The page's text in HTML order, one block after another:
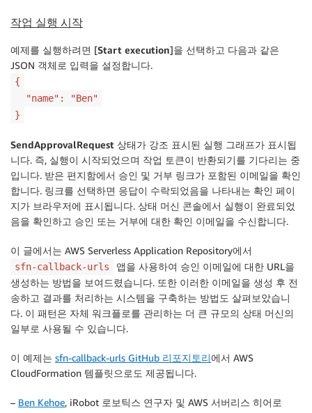
작업 실행 시작
예제를 실행하려면 [Start execution]을 선택하고 다음과 같은
JSON 객체로 입력을 설정합니다.
{
"name": "Ben"
}
SendApprovalRequest 상태가 강조 표시된 실행 그래프가 표시됩
니다. 즉, 실행이 시작되었으며 작업 토큰이 반환되기를 기다리는 중
입니다. 받은 편지함에서 승인 및 거부 링크가 포함된 이메일을 확인
합니다. 링크를 선택하면 응답이 수락되었음을 나타내는 확인 페이
지가 브라우저에 표시됩니다. 상태 머신 콘솔에서 실행이 완료되었
음을 확인하고 승인 또는 거부에 대한 확인 이메일을 수신합니다.
이 글에서는 AWS Serverless Application Repository에서
sfn-callback-urls
앱을 사용하여 승인 이메일에 대한 URL을
생성하는 방법을 보여드렸습니다. 또한 이러한 이메일을 생성 후 전
송하고 결과를 처리하는 시스템을 구축하는 방법도 살펴보았습니
다. 이 패턴은 자체 워크플로를 관리하는 더 큰 규모의 상태 머신의
일부로 사용될 수 있습니다.
이 예제는 sfn-callback-urls GitHub 리포지토리에서 AWS
CloudFormation 템플릿으로도 제공됩니다.
– Ben Kehoe, iRobot 로보틱스 연구자 및 AWS 서버리스 히어로